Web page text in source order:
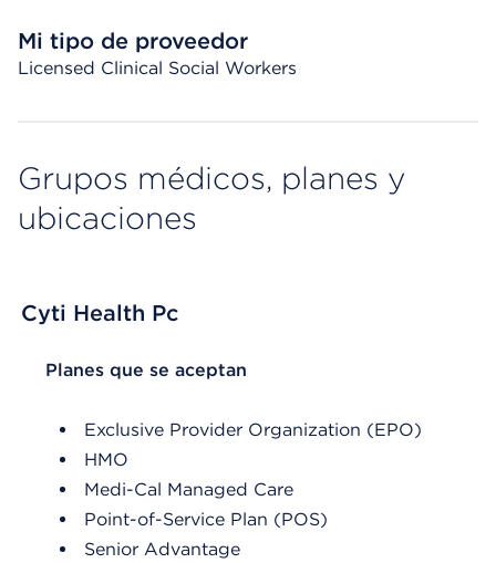
Mi tipo de proveedor
Licensed Clinical Social Workers
Grupos médicos, planes y
ubicaciones
Cyti Health Pc
List Header Planes que se aceptan
Planes que se aceptan
Exclusive Provider Organization (EPO)
HMO
Medi-Cal Managed Care
Point-of-Service Plan (POS)
Senior Advantage